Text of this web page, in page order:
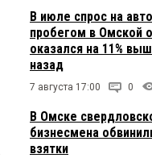
В июле спрос на
пробегом в Омской
оказался на 11%
назад
7 августа 17:00 0
В Омске
бизнесмена
взятки